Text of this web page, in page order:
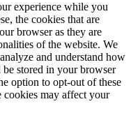
experience while you
the cookies that are
browser as they are
of the website. We
and understand how
stored in your browser
option to opt-out of these
cookies may affect your